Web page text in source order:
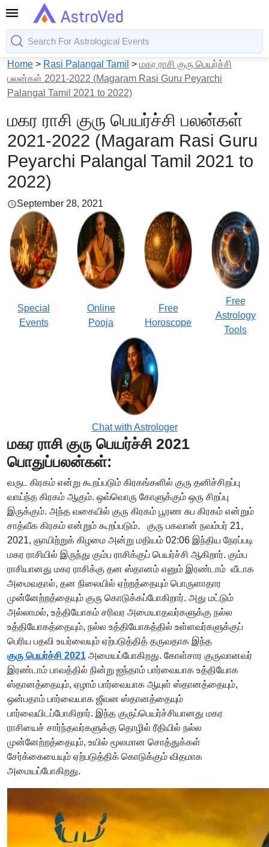
Home > Rasi Palangal Tamil > மகர ராசி குரு பெயர்ச்சி
பலன்கள் 2021-2022 (Magaram Rasi Guru Peyarchi
Palangal Tamil 2021 to 2022)
மகர ராசி குரு பெயர்ச்சி பலன்கள்
2021-2022 (Magaram Rasi Guru
Peyarchi Palangal Tamil 2021 to
2022)
September 28, 2021
Special
Events
Online
Pooja
Free
Horoscope
Free
Astrology
Tools
Chat with Astrologer
மகர ராசி குரு பெயர்ச்சி 2021
பொதுப்பலன்கள்:
வருட கிரகம் என்று கூறப்படும் கிரகங்களில் குரு தனிச்சிறப்பு
வாய்ந்த கிரகம் ஆகும். ஒவ்வொரு கோளுக்கும் ஒரு சிறப்பு
இருக்கும். அந்த வகையில் குரு கிரகம் பூரண சுப கிரகம் என்றும்
சாத்வீக கிரகம் என்றும் கூறப்படும். குரு பகவான் நவம்பர் 21,
2021, ஞாயிற்றுக் கிழமை அன்று மதியம் 02:06 இந்திய நேரப்படி
மகர ராசியில் இருந்து கும்ப ராசிக்குப் பெயர்ச்சி ஆகிறார். கும்ப
ராசியானது மகர ராசிக்கு தன ஸ்தானம் எனும் இரண்டாம் வீடாக
அமைவதால், தன நிலையில் ஏற்றத்தையும் பொருளாதார
முன்னேற்றத்தையும் குரு கொடுக்கப்போகிறார். அது மட்டும்
அல்லாமல், உத்தியோகம் சரிவர அமையாதவர்களுக்கு நல்ல
உத்தியோகத்தையும், நல்ல உத்தியோகத்தில் உள்ளவர்களுக்குப்
பெரிய பதவி உயர்வையும் ஏற்படுத்தித் தருவதாக இந்த
குரு பெயர்ச்சி 2021 அமையப்போகிறது. கோள்சார குருவானவர்
இரண்டாம் பாவத்தில் நின்று ஐந்தாம் பார்வையாக உத்தியோக
ஸ்தானத்தையும், ஏழாம் பார்வையாக ஆயுள் ஸ்தானத்தையும்,
ஒன்பதாம் பார்வையாக ஜீவன ஸ்தானத்தையும்
பார்வையிடப்போகிறார். இந்த குருப்பெயர்ச்சியானது மகர
ராசியைச் சார்ந்தவர்களுக்கு தொழில் ரீதியில் நல்ல
முன்னேற்றத்தையும், உயில் மூலமான சொத்துக்கள்
சேர்க்கையையும் ஏற்படுத்திக் கொடுக்கும் விதமாக
அமையப்போகிறது.